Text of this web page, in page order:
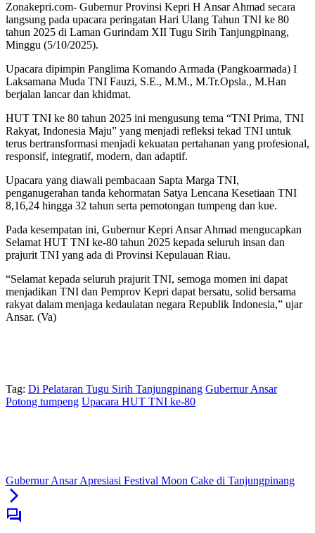
Zonakepri.com- Gubernur Provinsi Kepri H Ansar Ahmad secara
langsung pada upacara peringatan Hari Ulang Tahun TNI ke 80
tahun 2025 di Laman Gurindam XII Tugu Sirih Tanjungpinang,
Minggu (5/10/2025).
Upacara dipimpin Panglima Komando Armada (Pangkoarmada) I
Laksamana Muda TNI Fauzi, S.E., M.M., M.Tr.Opsla., M.Han
berjalan lancar dan khidmat.
HUT TNI ke 80 tahun 2025 ini mengusung tema “TNI Prima, TNI
Rakyat, Indonesia Maju” yang menjadi refleksi tekad TNI untuk
terus bertransformasi menjadi kekuatan pertahanan yang profesional,
responsif, integratif, modern, dan adaptif.
Upacara yang diawali pembacaan Sapta Marga TNI,
penganugerahan tanda kehormatan Satya Lencana Kesetiaan TNI
8,16,24 hingga 32 tahun serta pemotongan tumpeng dan kue.
Pada kesempatan ini, Gubernur Kepri Ansar Ahmad mengucapkan
Selamat HUT TNI ke-80 tahun 2025 kepada seluruh insan dan
prajurit TNI yang ada di Provinsi Kepulauan Riau.
“Selamat kepada seluruh prajurit TNI, semoga momen ini dapat
menjadikan TNI dan Pemprov Kepri dapat bersatu, solid bersama
rakyat dalam menjaga kedaulatan negara Republik Indonesia,” ujar
Ansar. (Va)
Tag: Di Pelataran Tugu Sirih Tanjungpinang Gubernur Ansar
Potong tumpeng Upacara HUT TNI ke-80
Gubernur Ansar Apresiasi Festival Moon Cake di Tanjungpinang